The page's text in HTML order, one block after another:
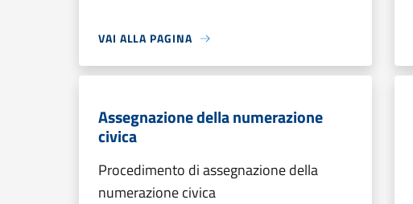
VAI ALLA PAGINA
Assegnazione della numerazione
civica
Procedimento di assegnazione della
numerazione civica